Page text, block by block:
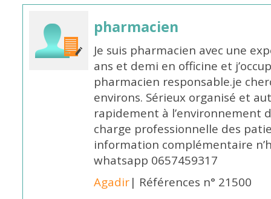
pharmacien
Je suis pharmacien avec une
ans et demi en officine et
pharmacien responsable.je
environs. Sérieux organisé et
rapidement à l’environnement
charge professionnelle des
information complémentaire
whatsapp 0657459317
Agadir| Références n° 21500